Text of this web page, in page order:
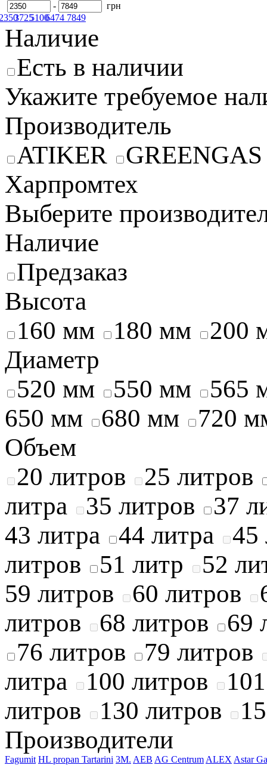
-
грн
372551006474 7849
Наличие
Есть в наличии
Укажите требуемое
Производитель
ATIKER
GREENGAS
Харпромтех
Выберите
Наличие
Предзаказ
Высота
160 мм
180 мм
200
Диаметр
520 мм
550 мм
565
650 мм
680 мм
720
Объем
20 литров
25 литров
литра
35 литров
37
43 литра
44 литра
45
литров
51 литр
52
59 литров
60 литров
литров
68 литров
69
76 литров
79 литров
литра
100 литров
литров
130 литров
Производители
Fagumit HL propan Tartarini 3M. AEB AG Centrum ALEX Astar